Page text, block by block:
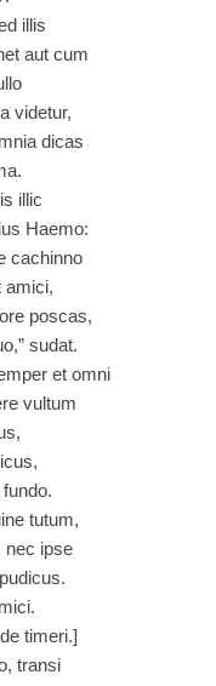
illis
aut cum
videtur,
dicas
illic
Haemo:
cachinno
amici,
poscas,
sudat.
et omni
vultum
tutum,
nec ipse
timeri.]
transi